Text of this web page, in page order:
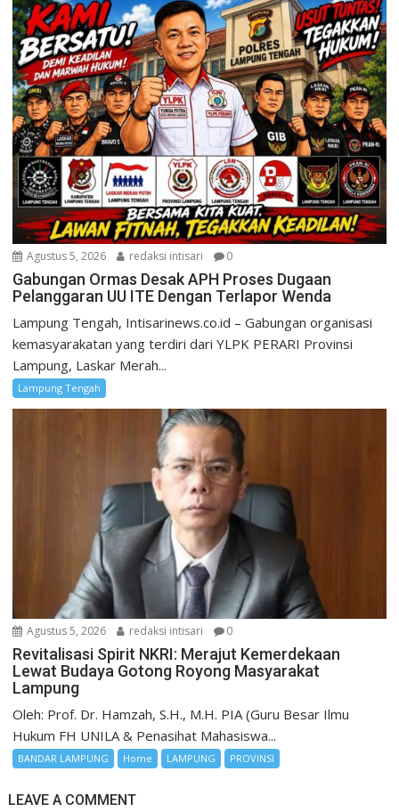
Agustus 5, 2026 redaksi intisari 0
Gabungan Ormas Desak APH Proses Dugaan
Pelanggaran UU ITE Dengan Terlapor Wenda
Lampung Tengah, Intisarinews.co.id – Gabungan organisasi
kemasyarakatan yang terdiri dari YLPK PERARI Provinsi
Lampung, Laskar Merah...
Lampung Tengah
Agustus 5, 2026 redaksi intisari 0
Revitalisasi Spirit NKRI: Merajut Kemerdekaan
Lewat Budaya Gotong Royong Masyarakat
Lampung
Oleh: Prof. Dr. Hamzah, S.H., M.H. PIA (Guru Besar Ilmu
Hukum FH UNILA & Penasihat Mahasiswa...
BANDAR LAMPUNG Home LAMPUNG PROVINSI
LEAVE A COMMENT